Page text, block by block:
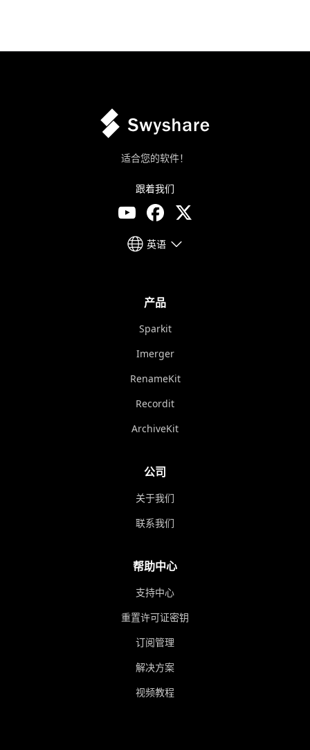
适合您的软件！
跟着我们
英语
产品
Sparkit
Imerger
RenameKit
Recordit
ArchiveKit
公司
关于我们
联系我们
帮助中心
支持中心
重置许可证密钥
订阅管理
解决方案
视频教程